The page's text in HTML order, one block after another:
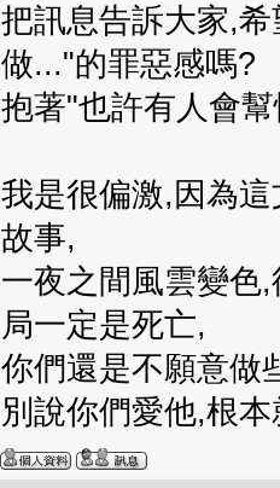
把訊息告訴大家,
做..."的罪惡感嗎?
抱著"也許有人會
我是很偏激,因為
故事,
一夜之間風雲變色
局一定是死亡,
你們還是不願意做
別說你們愛他,根